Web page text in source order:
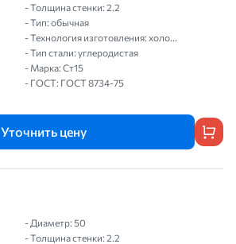
- Толщина стенки: 2.2
- Тип: обычная
- Технология изготовления: холо...
- Тип стали: углеродистая
- Марка: Ст15
- ГОСТ: ГОСТ 8734-75
Уточнить цену
- Диаметр: 50
- Толщина стенки: 2.2